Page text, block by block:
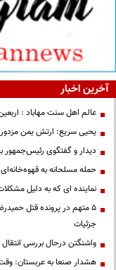
آخرین اخبار
عالم اهل سنت مهاباد :
یحیی سریع: ارتش یمن
دیدار و گفتگوی رئیس‌جمهور
حمله مسلحانه به قهوه‌خانه‌ای در زاهدان؛
نماینده ای که به دلیل
۵ متهم در پرونده قتل
جزئیات
واشنگتن درحال بررسی
هشدار صنعا به عربستان: